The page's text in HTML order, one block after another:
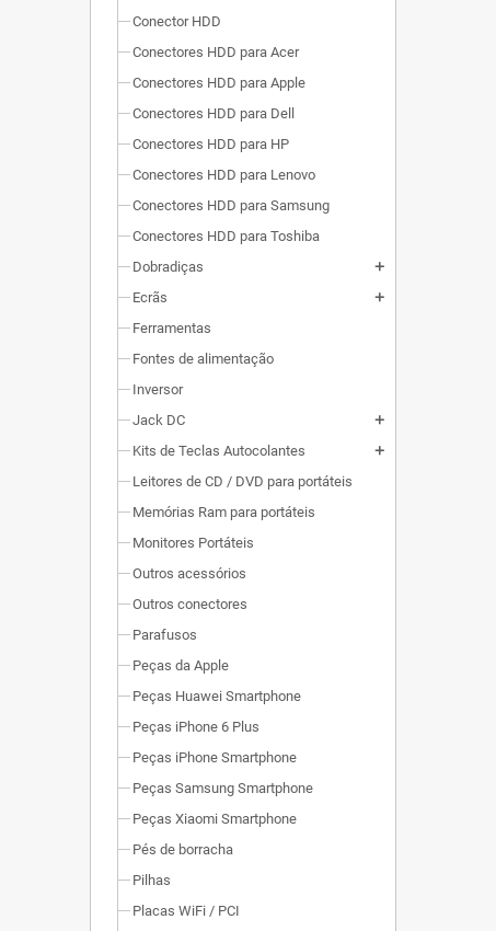
Conector HDD
Conectores HDD para Acer
Conectores HDD para Apple
Conectores HDD para Dell
Conectores HDD para HP
Conectores HDD para Lenovo
Conectores HDD para Samsung
Conectores HDD para Toshiba
Dobradiças
add
Ecrãs add
Ferramentas
Fontes de alimentação
Inversor
Jack DC
add
Kits de Teclas Autocolantes add
Leitores de CD / DVD para portáteis
Memórias Ram para portáteis
Monitores Portáteis
Outros acessórios
Outros conectores
Parafusos
Peças da Apple
Peças Huawei Smartphone
Peças iPhone 6 Plus
Peças iPhone Smartphone
Peças Samsung Smartphone
Peças Xiaomi Smartphone
Pés de borracha
Pilhas
Placas WiFi / PCI